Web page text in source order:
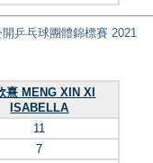
乒乓球團體錦標賽 2021
熹 MENG XIN XI
ISABELLA
11
7